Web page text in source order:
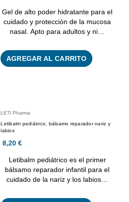
Gel de alto poder hidratante para el
cuidado y protección de la mucosa
nasal. Apto para adultos y ni…
AGREGAR AL CARRITO
LETI Pharma
Letibalm pediátrico, bálsamo reparador nariz y
labios
8,20 €
Letibalm pediátrico es el primer
bálsamo reparador infantil para el
cuidado de la nariz y los labios…